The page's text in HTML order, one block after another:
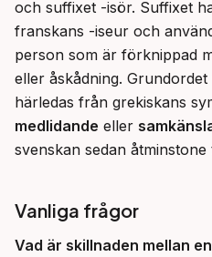
och suffixet -isör. Suffixet
franskans -iseur och
person som är förknippad
eller åskådning.
medlidande eller
svenskan sedan åtminstone
Vanliga frågor
Vad är skillnaden mellan